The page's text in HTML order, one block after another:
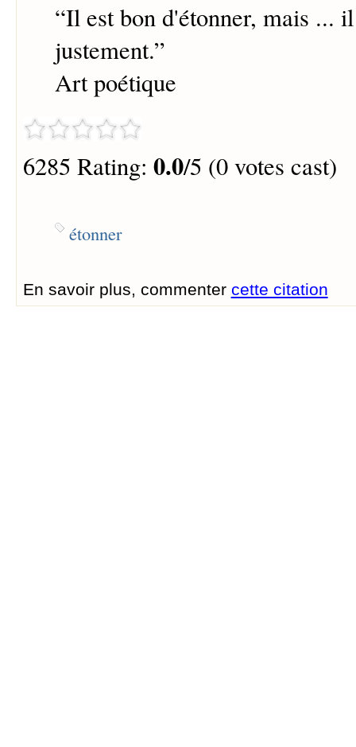
“Il est bon d'étonner, mais ...
justement.”
Art poétique
6285 Rating: 0.0/5 (0 votes cast)
étonner
En savoir plus, commenter cette citation